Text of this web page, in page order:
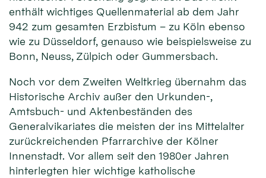
enthält wichtiges Quellenmaterial ab dem Jahr
942 zum gesamten Erzbistum – zu Köln ebenso
wie zu Düsseldorf, genauso wie beispielsweise zu
Bonn, Neuss, Zülpich oder Gummersbach.
Noch vor dem Zweiten Weltkrieg übernahm das
Historische Archiv außer den Urkunden-,
Amtsbuch- und Aktenbeständen des
Generalvikariates die meisten der ins Mittelalter
zurückreichenden Pfarrarchive der Kölner
Innenstadt. Vor allem seit den 1980er Jahren
hinterlegten hier wichtige katholische